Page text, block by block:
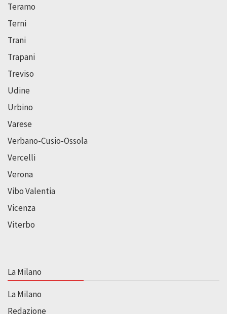
Teramo
Terni
Trani
Trapani
Treviso
Udine
Urbino
Varese
Verbano-Cusio-Ossola
Vercelli
Verona
Vibo Valentia
Vicenza
Viterbo
La Milano
La Milano
Redazione